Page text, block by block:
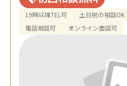
19時以降TEL可 土日祝の相談OK
電話相談可
オンライン面談可